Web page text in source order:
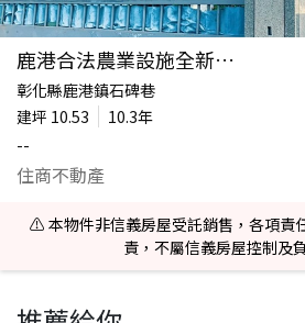
鹿港合法農業設施全新鐵皮
彰化縣鹿港鎮石碑巷
建坪 10.53
10.3年
--
住商不動產
⚠️ 本物件非信義房屋受託銷售，各項責
責，不屬信義房屋控制及